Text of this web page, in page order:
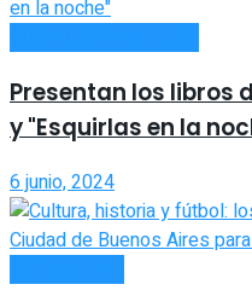
Presentan los libros
y "Esquirlas en la
6 junio, 2024